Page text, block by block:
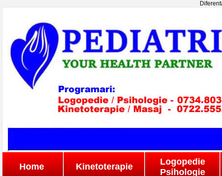
Home Kinetoterapie
Logopedie
Psihologie